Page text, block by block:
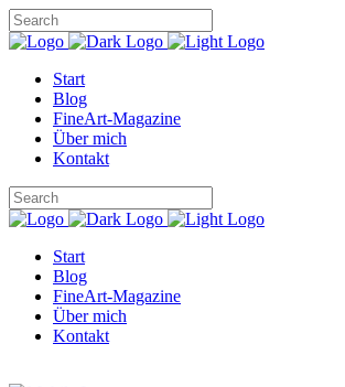
Start
Blog
FineArt-Magazine
Über mich
Kontakt
Start
Blog
FineArt-Magazine
Über mich
Kontakt